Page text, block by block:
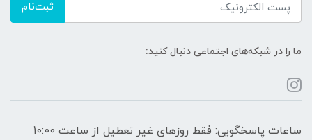
ثبت‌نام
ما را در شبکه‌های اجتماعی دنبال کنید:
ساعات پاسخگویی: فقط روزهای غیر تعطیل از ساعت 10:00